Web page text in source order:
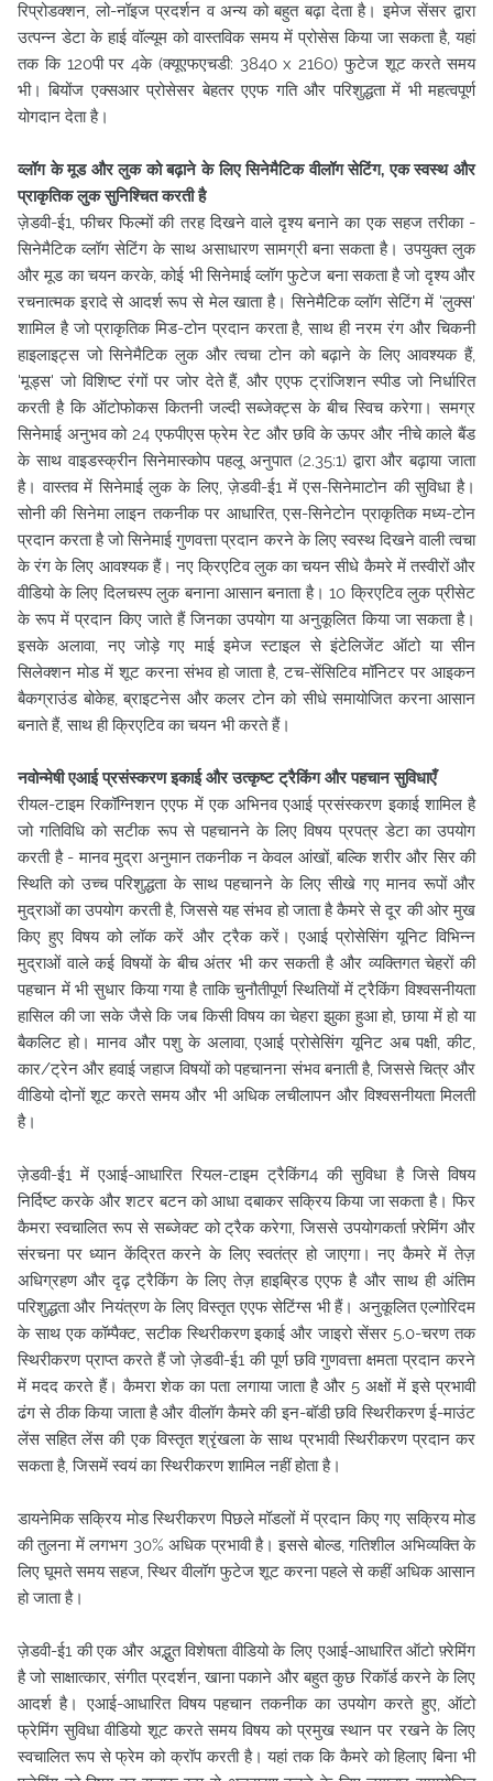
रिप्रोडक्शन, लो-नॉइज प्रदर्शन व अन्य को बहुत बढ़ा देता है। इमेज सेंसर द्वारा
उत्पन्न डेटा के हाई वॉल्यूम को वास्तविक समय में प्रोसेस किया जा सकता है, यहां
तक कि 120पी पर 4के (क्यूएफएचडी: 3840 x 2160) फुटेज शूट करते समय
भी। बियोंज एक्सआर प्रोसेसर बेहतर एएफ गति और परिशुद्धता में भी महत्वपूर्ण
योगदान देता है।
व्लॉग के मूड और लुक को बढ़ाने के लिए सिनेमैटिक वीलॉग सेटिंग, एक स्वस्थ और
प्राकृतिक लुक सुनिश्चित करती है
ज़ेडवी-ई1, फीचर फिल्मों की तरह दिखने वाले दृश्य बनाने का एक सहज तरीका -
सिनेमैटिक व्लॉग सेटिंग के साथ असाधारण सामग्री बना सकता है। उपयुक्त लुक
और मूड का चयन करके, कोई भी सिनेमाई व्लॉग फुटेज बना सकता है जो दृश्य और
रचनात्मक इरादे से आदर्श रूप से मेल खाता है। सिनेमैटिक व्लॉग सेटिंग में 'लुक्स'
शामिल है जो प्राकृतिक मिड-टोन प्रदान करता है, साथ ही नरम रंग और चिकनी
हाइलाइट्स जो सिनेमैटिक लुक और त्वचा टोन को बढ़ाने के लिए आवश्यक हैं,
'मूड्स' जो विशिष्ट रंगों पर जोर देते हैं, और एएफ ट्रांजिशन स्पीड जो निर्धारित
करती है कि ऑटोफोकस कितनी जल्दी सब्जेक्ट्स के बीच स्विच करेगा। समग्र
सिनेमाई अनुभव को 24 एफपीएस फ्रेम रेट और छवि के ऊपर और नीचे काले बैंड
के साथ वाइडस्क्रीन सिनेमास्कोप पहलू अनुपात (2.35:1) द्वारा और बढ़ाया जाता
है। वास्तव में सिनेमाई लुक के लिए, ज़ेडवी-ई1 में एस-सिनेमाटोन की सुविधा है।
सोनी की सिनेमा लाइन तकनीक पर आधारित, एस-सिनेटोन प्राकृतिक मध्य-टोन
प्रदान करता है जो सिनेमाई गुणवत्ता प्रदान करने के लिए स्वस्थ दिखने वाली त्वचा
के रंग के लिए आवश्यक हैं। नए क्रिएटिव लुक का चयन सीधे कैमरे में तस्वीरों और
वीडियो के लिए दिलचस्प लुक बनाना आसान बनाता है। 10 क्रिएटिव लुक प्रीसेट
के रूप में प्रदान किए जाते हैं जिनका उपयोग या अनुकूलित किया जा सकता है।
इसके अलावा, नए जोड़े गए माई इमेज स्टाइल से इंटेलिजेंट ऑटो या सीन
सिलेक्शन मोड में शूट करना संभव हो जाता है, टच-सेंसिटिव मॉनिटर पर आइकन
बैकग्राउंड बोकेह, ब्राइटनेस और कलर टोन को सीधे समायोजित करना आसान
बनाते हैं, साथ ही क्रिएटिव का चयन भी करते हैं।
नवोन्मेषी एआई प्रसंस्करण इकाई और उत्कृष्ट ट्रैकिंग और पहचान सुविधाएँ
रीयल-टाइम रिकॉग्निशन एएफ में एक अभिनव एआई प्रसंस्करण इकाई शामिल है
जो गतिविधि को सटीक रूप से पहचानने के लिए विषय प्रपत्र डेटा का उपयोग
करती है - मानव मुद्रा अनुमान तकनीक न केवल आंखों, बल्कि शरीर और सिर की
स्थिति को उच्च परिशुद्धता के साथ पहचानने के लिए सीखे गए मानव रूपों और
मुद्राओं का उपयोग करती है, जिससे यह संभव हो जाता है कैमरे से दूर की ओर मुख
किए हुए विषय को लॉक करें और ट्रैक करें। एआई प्रोसेसिंग यूनिट विभिन्न
मुद्राओं वाले कई विषयों के बीच अंतर भी कर सकती है और व्यक्तिगत चेहरों की
पहचान में भी सुधार किया गया है ताकि चुनौतीपूर्ण स्थितियों में ट्रैकिंग विश्वसनीयता
हासिल की जा सके जैसे कि जब किसी विषय का चेहरा झुका हुआ हो, छाया में हो या
बैकलिट हो। मानव और पशु के अलावा, एआई प्रोसेसिंग यूनिट अब पक्षी, कीट,
कार/ट्रेन और हवाई जहाज विषयों को पहचानना संभव बनाती है, जिससे चित्र और
वीडियो दोनों शूट करते समय और भी अधिक लचीलापन और विश्वसनीयता मिलती
है।
ज़ेडवी-ई1 में एआई-आधारित रियल-टाइम ट्रैकिंग4 की सुविधा है जिसे विषय
निर्दिष्ट करके और शटर बटन को आधा दबाकर सक्रिय किया जा सकता है। फिर
कैमरा स्वचालित रूप से सब्जेक्ट को ट्रैक करेगा, जिससे उपयोगकर्ता फ़्रेमिंग और
संरचना पर ध्यान केंद्रित करने के लिए स्वतंत्र हो जाएगा। नए कैमरे में तेज़
अधिग्रहण और दृढ़ ट्रैकिंग के लिए तेज़ हाइब्रिड एएफ है और साथ ही अंतिम
परिशुद्धता और नियंत्रण के लिए विस्तृत एएफ सेटिंग्स भी हैं। अनुकूलित एल्गोरिदम
के साथ एक कॉम्पैक्ट, सटीक स्थिरीकरण इकाई और जाइरो सेंसर 5.0-चरण तक
स्थिरीकरण प्राप्त करते हैं जो ज़ेडवी-ई1 की पूर्ण छवि गुणवत्ता क्षमता प्रदान करने
में मदद करते हैं। कैमरा शेक का पता लगाया जाता है और 5 अक्षों में इसे प्रभावी
ढंग से ठीक किया जाता है और वीलॉग कैमरे की इन-बॉडी छवि स्थिरीकरण ई-माउंट
लेंस सहित लेंस की एक विस्तृत श्रृंखला के साथ प्रभावी स्थिरीकरण प्रदान कर
सकता है, जिसमें स्वयं का स्थिरीकरण शामिल नहीं होता है।
डायनेमिक सक्रिय मोड स्थिरीकरण पिछले मॉडलों में प्रदान किए गए सक्रिय मोड
की तुलना में लगभग 30% अधिक प्रभावी है। इससे बोल्ड, गतिशील अभिव्यक्ति के
लिए घूमते समय सहज, स्थिर वीलॉग फुटेज शूट करना पहले से कहीं अधिक आसान
हो जाता है।
ज़ेडवी-ई1 की एक और अद्भुत विशेषता वीडियो के लिए एआई-आधारित ऑटो फ़्रेमिंग
है जो साक्षात्कार, संगीत प्रदर्शन, खाना पकाने और बहुत कुछ रिकॉर्ड करने के लिए
आदर्श है। एआई-आधारित विषय पहचान तकनीक का उपयोग करते हुए, ऑटो
फ्रेमिंग सुविधा वीडियो शूट करते समय विषय को प्रमुख स्थान पर रखने के लिए
स्वचालित रूप से फ्रेम को क्रॉप करती है। यहां तक कि कैमरे को हिलाए बिना भी